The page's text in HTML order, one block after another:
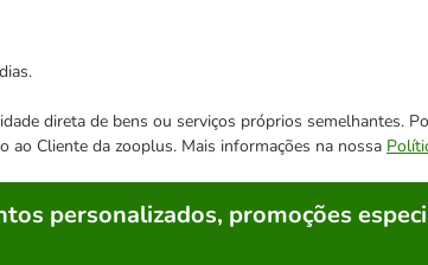
direta de bens ou serviços próprios semelhantes.
ao Cliente da zooplus. Mais informações na nossa
personalizados, promoções